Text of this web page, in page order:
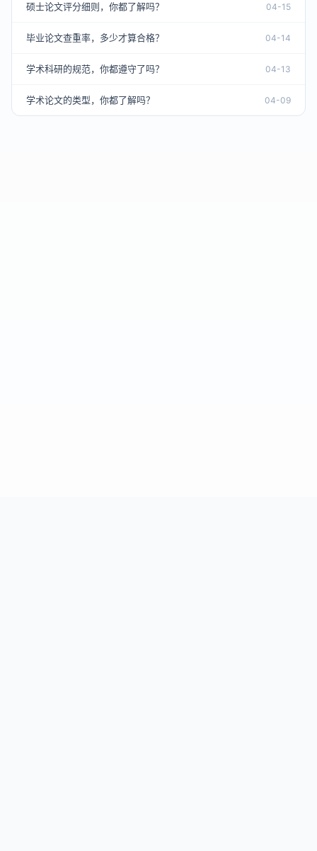
硕士论文评分细则，你都了解吗？ 04-15
毕业论文查重率，多少才算合格？ 04-14
学术科研的规范，你都遵守了吗？ 04-13
学术论文的类型，你都了解吗？ 04-09